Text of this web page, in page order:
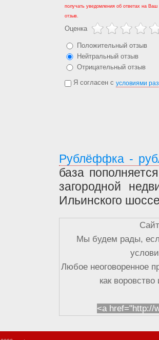
получать уведомления об ответах на Ваш
отзыв.
Оценка
Положительный отзыв
Нейтральный отзыв
Отрицательный отзыв
Я согласен с условиями
Рублёффка -
база
загородной
Ильинского
Мы будем рады,
Любое неоговоренное
как
<a href="http://